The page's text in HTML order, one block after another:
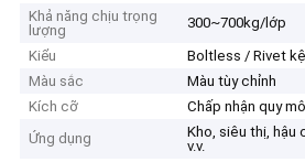
Khả năng chịu trọng
lượng
300~700kg/lớp
Kiểu
Boltless / Rivet kệ
Màu sắc
Màu tùy chỉnh
Kích cỡ
Chấp nhận quy
Ứng dụng
Kho, siêu thị, hậu
v.v.